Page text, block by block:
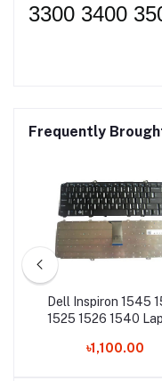
3300 3400
Frequently
Dell Inspiron 1545
1525 1526 1540
৳1,100.00